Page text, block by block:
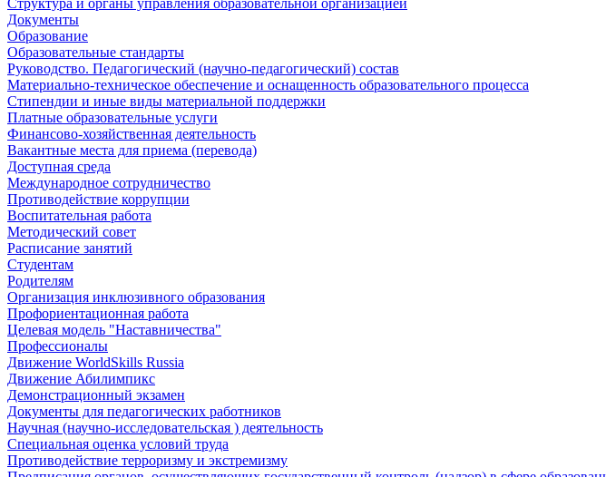
Структура и органы управления образовательной организацией
Документы
Образование
Образовательные стандарты
Руководство. Педагогический (научно-педагогический) состав
Материально-техническое обеспечение и оснащенность образовательного процесса
Стипендии и иные виды материальной поддержки
Платные образовательные услуги
Финансово-хозяйственная деятельность
Вакантные места для приема (перевода)
Доступная среда
Международное сотрудничество
Противодействие коррупции
Воспитательная работа
Методический совет
Расписание занятий
Студентам
Родителям
Организация инклюзивного образования
Профориентационная работа
Целевая модель "Наставничества"
Профессионалы
Движение WorldSkills Russia
Движение Абилимпикс
Демонстрационный экзамен
Документы для педагогических работников
Научная (научно-исследовательская ) деятельность
Специальная оценка условий труда
Противодействие терроризму и экстремизму